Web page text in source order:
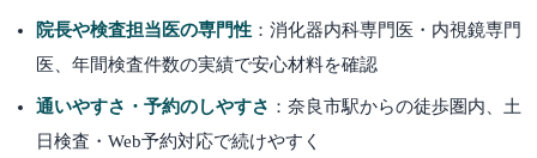
院長や検査担当医の専門性 ：消化器内科専門医・内視鏡専門
医、年間検査件数の実績で安心材料を確認
通いやすさ・予約のしやすさ ：奈良市駅からの徒歩圏内、土
日検査・Web予約対応で続けやすく